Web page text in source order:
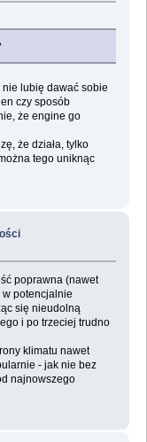
lubię dawać sobie
czy sposób
że engine go
że działa, tylko
tego uniknąc
poprawna (nawet
potencjalnie
się nieudolną
i po trzeciej trudno
klimatu nawet
- jak nie bez
najnowszego